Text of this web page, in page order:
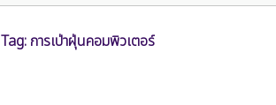
Tag: การเป่าฝุ่นคอมพิวเตอร์